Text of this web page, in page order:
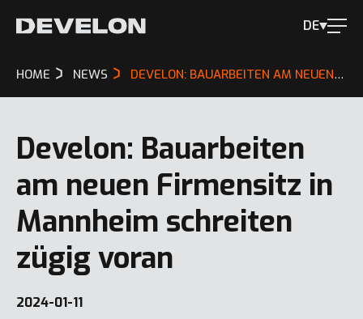
DE
HOME NEWS DEVELON: BAUARBEITEN AM NEUEN FIRMENSITZ IN MANNHEIM SCHREITEN ZÜGIG VORAN
Develon: Bauarbeiten
am neuen Firmensitz in
Mannheim schreiten
zügig voran
2024-01-11